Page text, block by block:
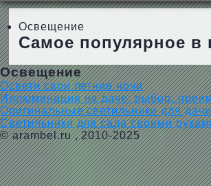
Освещение
Самое популярное в
Освещение
Освети свои летние ночи
Иллюминация на даче: выбор,
Оригинальные светильники для
Светильники для сада своими
© arambel.ru, 2010-2025